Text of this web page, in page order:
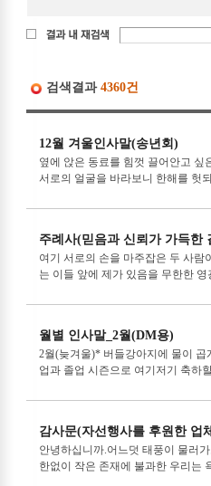
검색결과 4360건
12월 겨울인사말(송년회)
옆에 앉은 동료를 힘껏 끌어안고 싶
서로의 얼굴을 바라보니 한해를 헛
주례사(믿음과 신뢰가 가득한
여기 서로의 손을 마주잡은 두 사람
는 이들 앞에 제가 있음을 무한한
월별 인사말_2월(DM용)
2월(늦겨울)* 버들강아지에 물이
업과 졸업 시즌으로 여기저기 축하
감사문(자선행사를 후원한 업
안녕하십니까.어느덧 태풍이 물러
한없이 작은 존재에 불과한 우리는